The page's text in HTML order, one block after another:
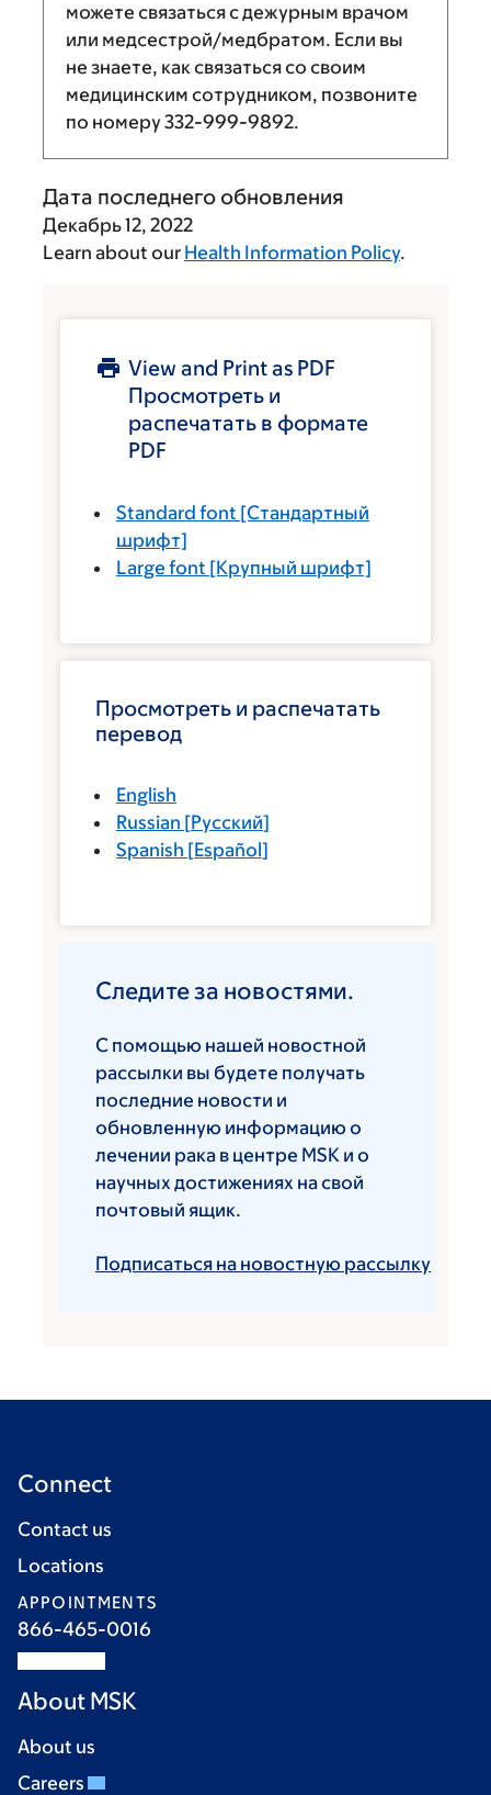
можете связаться с дежурным врачом
или медсестрой/медбратом. Если вы
не знаете, как связаться со своим
медицинским сотрудником, позвоните
по номеру332-999-9892.
Дата последнего обновления
Декабрь 12, 2022
Learn about our Health Information Policy.
View and Print as PDF
Просмотреть и
распечатать в формате
PDF
Standard font [Стандартный
шрифт]
Large font [Крупный шрифт]
Просмотреть и распечатать
перевод
English
Russian [Русский]
Spanish [Español]
Следите за новостями.
С помощью нашей новостной
рассылки вы будете получать
последние новости и
обновленную информацию о
лечении рака в центре MSK и о
научных достижениях на свой
почтовый ящик.
Подписаться на новостную рассылку
Connect
Contact us
Locations
APPOINTMENTS
866-465-0016
About MSK
About us
Careers